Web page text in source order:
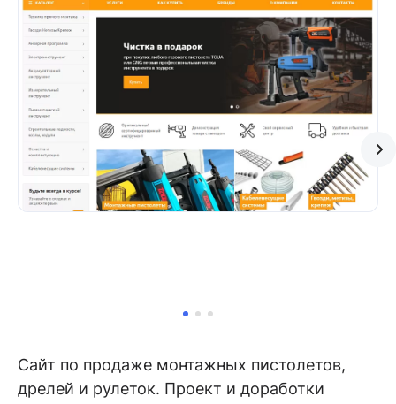
Сайт по продаже монтажных пистолетов,
дрелей и рулеток. Проект и доработки